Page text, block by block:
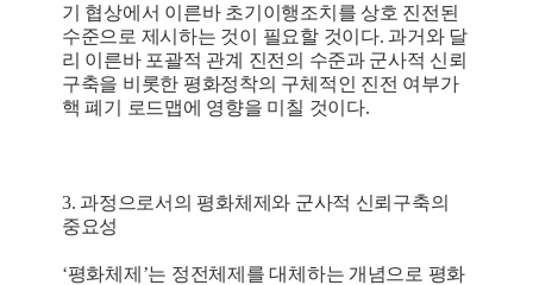
기 협상에서 이른바 초기이행조치를 상호 진전된
수준으로 제시하는 것이 필요할 것이다. 과거와 달
리 이른바 포괄적 관계 진전의 수준과 군사적 신뢰
구축을 비롯한 평화정착의 구체적인 진전 여부가
핵 폐기 로드맵에 영향을 미칠 것이다.
3. 과정으로서의 평화체제와 군사적 신뢰구축의
중요성
‘평화체제’는 정전체제를 대체하는 개념으로 평화